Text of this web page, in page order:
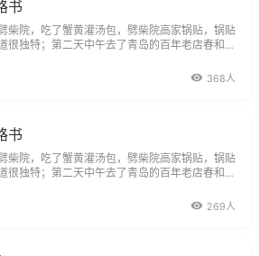
书
柴院，吃了蟹黄灌汤包，劈柴院高家锅贴，锅贴
很独特；第二天中午去了青岛的百年老店春和楼
。景点：青岛奥林匹克帆船中心，免费开放。典
368人
书
柴院，吃了蟹黄灌汤包，劈柴院高家锅贴，锅贴
很独特；第二天中午去了青岛的百年老店春和楼
。景点：青岛奥林匹克帆船中心，免费开放。典
269人